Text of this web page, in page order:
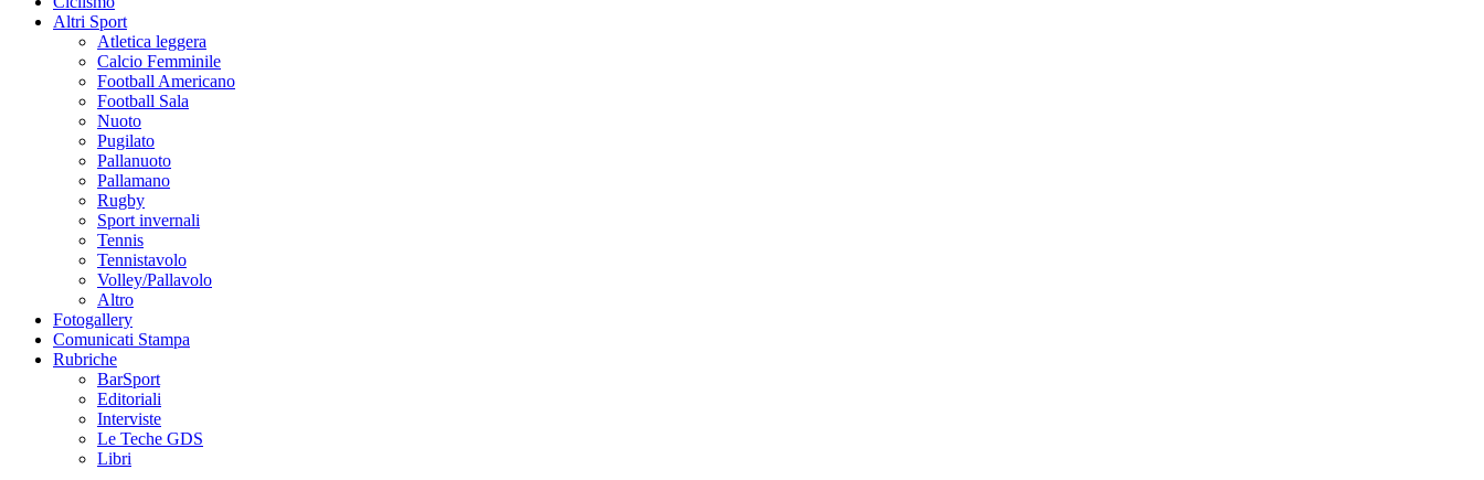
Altri Sport
Atletica leggera
Calcio Femminile
Football Americano
Football Sala
Nuoto
Pugilato
Pallanuoto
Pallamano
Rugby
Sport invernali
Tennis
Tennistavolo
Volley/Pallavolo
Altro
Fotogallery
Comunicati Stampa
Rubriche
BarSport
Editoriali
Interviste
Le Teche GDS
Libri